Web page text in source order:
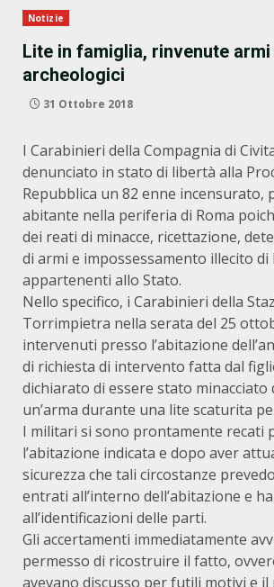
Notizie
Lite in famiglia, rinvenute
archeologici
31 Ottobre 2018
I Carabinieri della Compagnia di
denunciato in stato di libertà alla
Repubblica un 82 enne incensurato,
abitante nella periferia di Roma
dei reati di minacce, ricettazione,
di armi e impossessamento illecito
appartenenti allo Stato.
Nello specifico, i Carabinieri della
Torrimpietra nella serata del 25
intervenuti presso l’abitazione
di richiesta di intervento fatta dal
dichiarato di essere stato minacciato
un’arma durante una lite scaturita
I militari si sono prontamente recati
l’abitazione indicata e dopo aver
sicurezza che tali circostanze
entrati all’interno dell’abitazione e
all’identificazioni delle parti.
Gli accertamenti immediatamente
permesso di ricostruire il fatto,
avevano discusso per futili motivi e il